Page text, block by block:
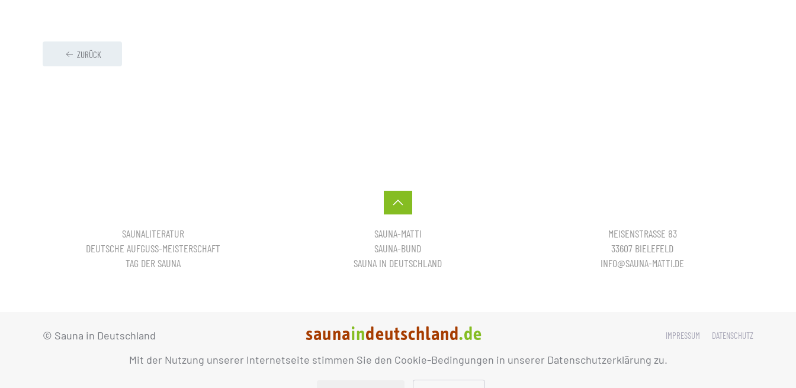
Mit der Nutzung unserer Internetseite stimmen Sie den Cookie-Bedingungen in unserer Datenschutzerklärung zu.
ZURÜCK
SAUNALITERATUR
DEUTSCHE AUFGUSS-MEISTERSCHAFT
TAG DER SAUNA
SAUNA-MATTI
SAUNA-BUND
SAUNA IN DEUTSCHLAND
MEISENSTRASSE 83
33607 BIELEFELD
INFO@SAUNA-MATTI.DE
© Sauna in Deutschland IMPRESSUM DATENSCHUTZ